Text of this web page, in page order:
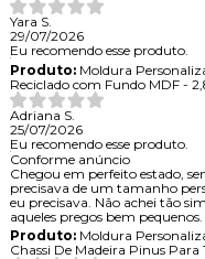
Yara S.
29/07/2026
Eu recomendo esse produto.
Produto:Moldura
Reciclado com Fundo MDF -
Adriana S.
25/07/2026
Eu recomendo esse produto.
Conforme anúncio
Chegou em perfeito estado,
precisava de um tamanho
eu precisava. Não achei tão
aqueles pregos bem
Produto:Moldura
Chassi De Madeira Pinus Para